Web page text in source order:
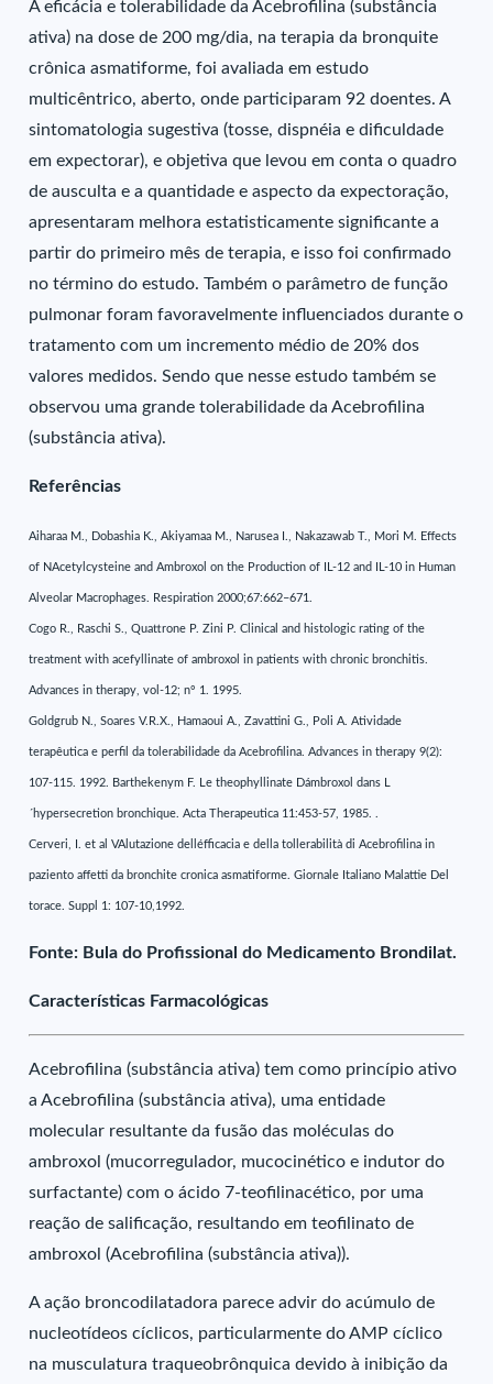
A eficácia e tolerabilidade da Acebrofilina (substância
ativa) na dose de 200 mg/dia, na terapia da bronquite
crônica asmatiforme, foi avaliada em estudo
multicêntrico, aberto, onde participaram 92 doentes. A
sintomatologia sugestiva (tosse, dispnéia e dificuldade
em expectorar), e objetiva que levou em conta o quadro
de ausculta e a quantidade e aspecto da expectoração,
apresentaram melhora estatisticamente significante a
partir do primeiro mês de terapia, e isso foi confirmado
no término do estudo. Também o parâmetro de função
pulmonar foram favoravelmente influenciados durante o
tratamento com um incremento médio de 20% dos
valores medidos. Sendo que nesse estudo também se
observou uma grande tolerabilidade da Acebrofilina
(substância ativa).
Referências
Aiharaa M., Dobashia K., Akiyamaa M., Narusea I., Nakazawab T., Mori M. Effects
of NAcetylcysteine and Ambroxol on the Production of IL-12 and IL-10 in Human
Alveolar Macrophages. Respiration 2000;67:662–671.
Cogo R., Raschi S., Quattrone P. Zini P. Clinical and histologic rating of the
treatment with acefyllinate of ambroxol in patients with chronic bronchitis.
Advances in therapy, vol-12; n° 1. 1995.
Goldgrub N., Soares V.R.X., Hamaoui A., Zavattini G., Poli A. Atividade
terapêutica e perfil da tolerabilidade da Acebrofilina. Advances in therapy 9(2):
107-115. 1992. Barthekenym F. Le theophyllinate Dámbroxol dans L
´hypersecretion bronchique. Acta Therapeutica 11:453-57, 1985. .
Cerveri, I. et al VAlutazione delléfficacia e della tollerabilità di Acebrofilina in
paziento affetti da bronchite cronica asmatiforme. Giornale Italiano Malattie Del
torace. Suppl 1: 107-10,1992.
Fonte: Bula do Profissional do Medicamento Brondilat.
Características Farmacológicas
Acebrofilina (substância ativa) tem como princípio ativo
a Acebrofilina (substância ativa), uma entidade
molecular resultante da fusão das moléculas do
ambroxol (mucorregulador, mucocinético e indutor do
surfactante) com o ácido 7-teofilinacético, por uma
reação de salificação, resultando em teofilinato de
ambroxol (Acebrofilina (substância ativa)).
A ação broncodilatadora parece advir do acúmulo de
nucleotídeos cíclicos, particularmente do AMP cíclico
na musculatura traqueobrônquica devido à inibição da